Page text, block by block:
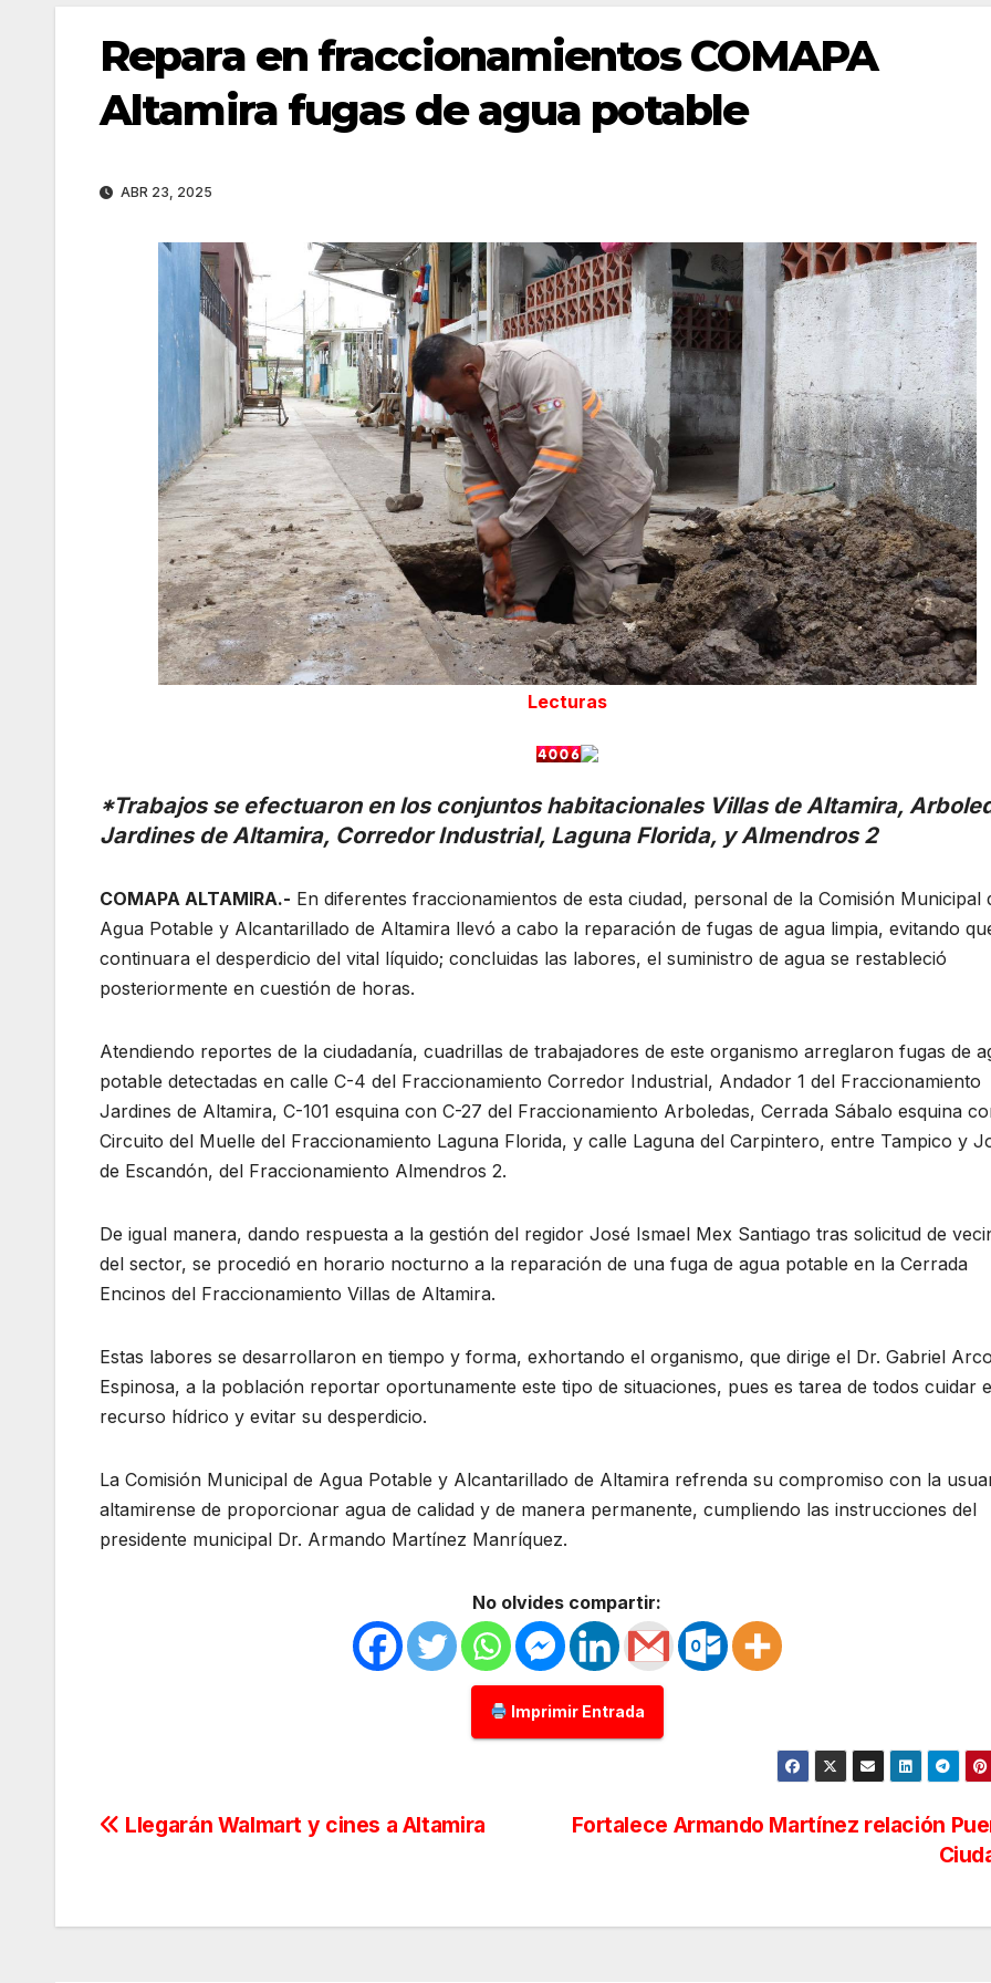
Repara en fraccionamientos COMAPA
Altamira fugas de agua potable
ABR 23, 2025
Lecturas
*Trabajos se efectuaron en los conjuntos habitacionales Villas de Altamira,
Jardines de Altamira, Corredor Industrial, Laguna Florida, y Almendros 2
COMAPA ALTAMIRA.- En diferentes fraccionamientos de esta ciudad, personal de la Comisión Municipal
Agua Potable y Alcantarillado de Altamira llevó a cabo la reparación de fugas de agua limpia, evitando
continuara el desperdicio del vital líquido; concluidas las labores, el suministro de agua se restableció
posteriormente en cuestión de horas.
Atendiendo reportes de la ciudadanía, cuadrillas de trabajadores de este organismo arreglaron fugas de
potable detectadas en calle C-4 del Fraccionamiento Corredor Industrial, Andador 1 del Fraccionamiento
Jardines de Altamira, C-101 esquina con C-27 del Fraccionamiento Arboledas, Cerrada Sábalo esquina
Circuito del Muelle del Fraccionamiento Laguna Florida, y calle Laguna del Carpintero, entre Tampico y
de Escandón, del Fraccionamiento Almendros 2.
De igual manera, dando respuesta a la gestión del regidor José Ismael Mex Santiago tras solicitud de
del sector, se procedió en horario nocturno a la reparación de una fuga de agua potable en la Cerrada
Encinos del Fraccionamiento Villas de Altamira.
Estas labores se desarrollaron en tiempo y forma, exhortando el organismo, que dirige el Dr. Gabriel
Espinosa, a la población reportar oportunamente este tipo de situaciones, pues es tarea de todos cuidar
recurso hídrico y evitar su desperdicio.
La Comisión Municipal de Agua Potable y Alcantarillado de Altamira refrenda su compromiso con la
altamirense de proporcionar agua de calidad y de manera permanente, cumpliendo las instrucciones del
presidente municipal Dr. Armando Martínez Manríquez.
No olvides compartir:
Imprimir Entrada
Navegación
entradas
Fortalece Armando Martínez relación
Llegarán Walmart y cines a Altamira